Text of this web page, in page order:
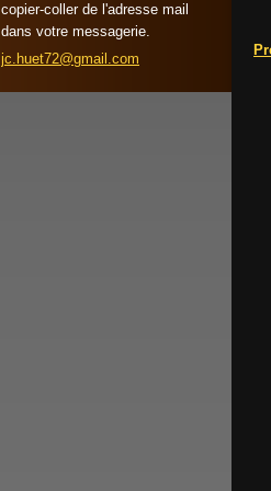
copier-coller de l'adresse mail
dans votre messagerie.
jc.huet72@gmail.com